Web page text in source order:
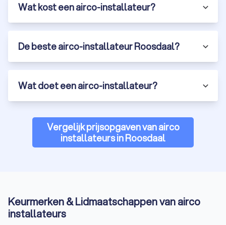
Wat kost een airco-installateur?
De beste airco-installateur Roosdaal?
Wat doet een airco-installateur?
Vergelijk prijsopgaven van airco
installateurs in Roosdaal
Keurmerken & Lidmaatschappen van airco
installateurs